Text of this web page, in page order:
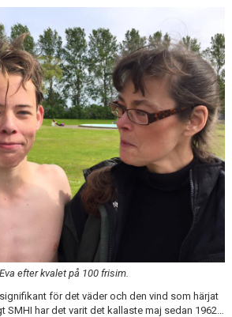
efter kvalet på 100 frisim.
för det väder och den vind som härjat
SMHI har det varit det kallaste maj sedan 1962…